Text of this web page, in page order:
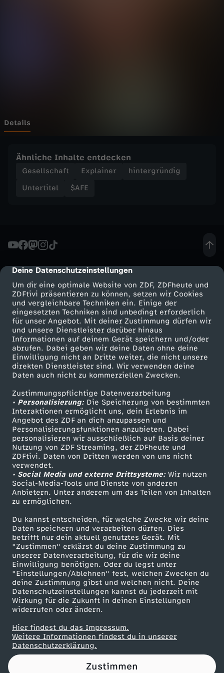
cmp-dialog-description
Deine Datenschutzeinstellungen
Um dir eine optimale Website von ZDF, ZDFheute und
ZDFtivi präsentieren zu können, setzen wir Cookies
und vergleichbare Techniken ein. Einige der
eingesetzten Techniken sind unbedingt erforderlich
für unser Angebot. Mit deiner Zustimmung dürfen wir
und unsere Dienstleister darüber hinaus
Informationen auf deinem Gerät speichern und/oder
abrufen. Dabei geben wir deine Daten ohne deine
Einwilligung nicht an Dritte weiter, die nicht unsere
direkten Dienstleister sind. Wir verwenden deine
Daten auch nicht zu kommerziellen Zwecken.
Zustimmungspflichtige Datenverarbeitung
• Personalisierung:Die Speicherung von bestimmten
Interaktionen ermöglicht uns, dein Erlebnis im
Angebot des ZDF an dich anzupassen und
Personalisierungsfunktionen anzubieten. Dabei
personalisieren wir ausschließlich auf Basis deiner
Nutzung von ZDF Streaming, der ZDFheute und
ZDFtivi. Daten von Dritten werden von uns nicht
verwendet.
• Social Media und externe Drittsysteme:Wir nutzen
Social-Media-Tools und Dienste von anderen
Anbietern. Unter anderem um das Teilen von Inhalten
zu ermöglichen.
Du kannst entscheiden, für welche Zwecke wir deine
Daten speichern und verarbeiten dürfen. Dies
betrifft nur dein aktuell genutztes Gerät. Mit
"Zustimmen" erklärst du deine Zustimmung zu
unserer Datenverarbeitung, für die wir deine
Einwilligung benötigen. Oder du legst unter
"Einstellungen/Ablehnen" fest, welchen Zwecken du
deine Zustimmung gibst und welchen nicht. Deine
Datenschutzeinstellungen kannst du jederzeit mit
Wirkung für die Zukunft in deinen Einstellungen
widerrufen oder ändern.
Hier findest du das Impressum.
Weitere Informationen findest du in unserer
Datenschutzerklärung.
Zustimmen
o
i
e
n
e
u
c
h
d
i
e
H
e
r
s
t
e
l
l
e
Details
Ähnliche Inhalte entdecken
Gesellschaft Explainer
hintergründig
Untertitel
$AFE
Mehr ZDF
ZDF-Apps
Smart TV
ZDFtext
Livestreams
Sendungen A-Z
TV-Programm
Service
ZDFmitreden
Kontakt zum ZDF
Tickets
Zuschauerservice
Hilfe
ZDF Unternehmen
Karriere
ZDF goes Schule
Werbefernsehen
Mainzelmännchen
Partner